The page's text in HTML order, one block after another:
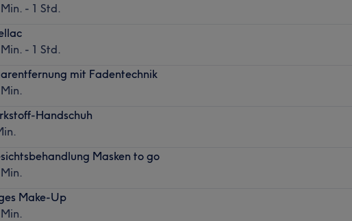
- 1 Std.
- 1 Std.
mit Fadentechnik
Handschuh
Masken to go
Make-Up